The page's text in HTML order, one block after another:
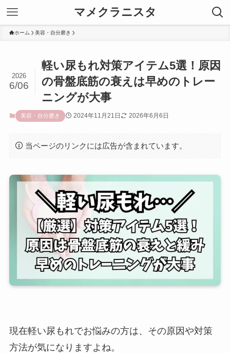
マメクラニスタ
ホーム 美容・自分磨き
軽い尿もれ対策アイテム5選！原因
の骨盤底筋の衰えは早めのトレー
ニングが大事
2026
6/06
美容・自分磨き 2024年11月21日 2026年6月6日
当ページのリンクには広告が含まれています。
現在軽い尿もれでお悩みの方は、その原因や対策
方法が気になりますよね。